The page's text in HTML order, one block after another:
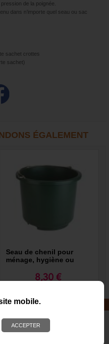
mobile.
de la poignée.
dans n’importe quel seau ou sac
sachet crottes
sachet)
ÉGALEMENT
Seau de chenil pour
ménage, hygiène ou
8,30 €
de jeux avec votre chien